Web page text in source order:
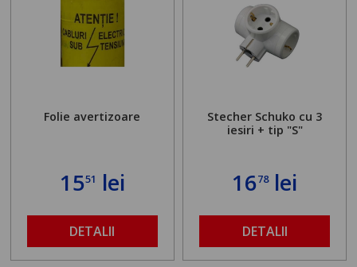
Folie avertizoare
1551 lei
DETALII
Stecher Schuko cu 3
iesiri + tip "S"
1678lei
DETALII